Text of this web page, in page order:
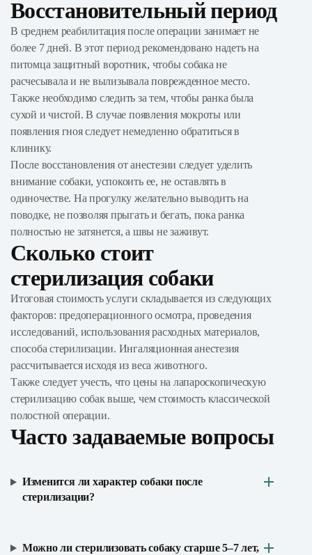
Восстановительный период
В среднем реабилитация после операции занимает не
более 7 дней. В этот период рекомендовано надеть на
питомца защитный воротник, чтобы собака не
расчесывала и не вылизывала поврежденное место.
Также необходимо следить за тем, чтобы ранка была
сухой и чистой. В случае появления мокроты или
появления гноя следует немедленно обратиться в
клинику.
После восстановления от анестезии следует уделить
внимание собаки, успокоить ее, не оставлять в
одиночестве. На прогулку желательно выводить на
поводке, не позволяя прыгать и бегать, пока ранка
полностью не затянется, а швы не заживут.
Сколько стоит
стерилизация собаки
Итоговая стоимость услуги складывается из следующих
факторов: предоперационного осмотра, проведения
исследований, использования расходных материалов,
способа стерилизации. Ингаляционная анестезия
рассчитывается исходя из веса животного.
Также следует учесть, что цены на лапароскопическую
стерилизацию собак выше, чем стоимость классической
полостной операции.
Часто задаваемые вопросы
Изменится ли характер собаки после
стерилизации?
Можно ли стерилизовать собаку старше 5–7 лет,